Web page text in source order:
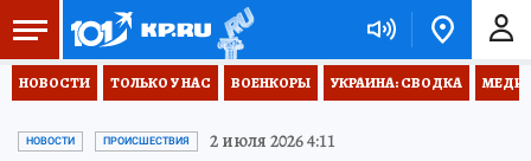
НОВОСТИ ТОЛЬКО У НАС ВОЕНКОРЫ УКРАИНА: СВОДКА
НОВОСТИ ПРОИСШЕСТВИЯ 2 июля 2026 4:11